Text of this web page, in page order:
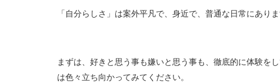
「自分らしさ」は案外平凡で、身近で、普通な日常にありま
まずは、好きと思う事も嫌いと思う事も、徹底的に体験を
は色々立ち向かってみてください。